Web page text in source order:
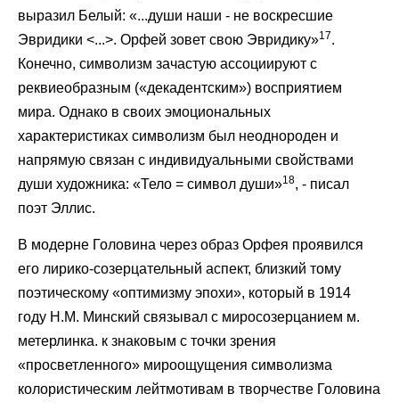
выразил Белый: «...души наши - не воскресшие
Эвридики <...>. Орфей зовет свою Эвридику»17.
Конечно, символизм зачастую ассоциируют с
реквиеобразным («декадентским») восприятием
мира. Однако в своих эмоциональных
характеристиках символизм был неоднороден и
напрямую связан с индивидуальными свойствами
души художника: «Тело = символ души»18, - писал
поэт Эллис.
В модерне Головина через образ Орфея проявился
его лирико-созерцательный аспект, близкий тому
поэтическому «оптимизму эпохи», который в 1914
году Н.М. Минский связывал с миросозерцанием м.
метерлинка. к знаковым с точки зрения
«просветленного» мироощущения символизма
колористическим лейтмотивам в творчестве Головина